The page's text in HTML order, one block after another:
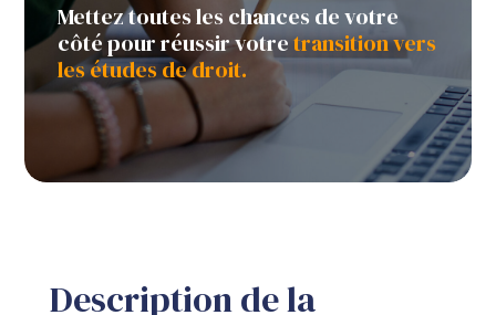
Mettez toutes les chances de votre
côté pour réussir votretransition vers
les études de droit.
Description de la